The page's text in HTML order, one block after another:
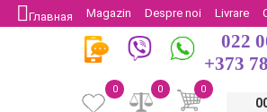
Главная Magazin Despre noi Livrare
Protectia Consumatorului
022
+373
0
0
0